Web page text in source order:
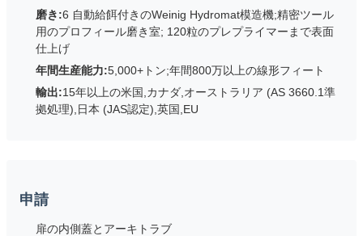
磨き:6 自動給餌付きのWeinig Hydromat模造機;精密ツール
用のプロフィール磨き室; 120粒のプレプライマーまで表面
仕上げ
年間生産能力:5,000+トン;年間800万以上の線形フィート
輸出:15年以上の米国,カナダ,オーストラリア (AS 3660.1準
拠処理),日本 (JAS認定),英国,EU
申請
扉の内側蓋とアーキトラブ